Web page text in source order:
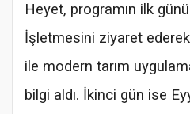
Heyet, programın ilk
İşletmesini ziyaret
ile modern tarım
bilgi aldı. İkinci gün ise